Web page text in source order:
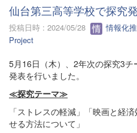
仙台第三高等学校で探究
投稿日時 : 2024/05/28 情報化
Project
5月16日（木）、2年次の探究3
発表を行いました。
≪探究テーマ≫
「ストレスの軽減」「映画と経
せる方法について」